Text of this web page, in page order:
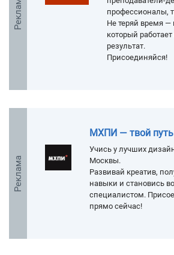
Реклама
профессионалы,
Не теряй время —
который работает
результат.
Присоединяйся!
Реклама
МХПИ — твой
Учись у лучших
Москвы.
Развивай креатив,
навыки и становись
специалистом.
прямо сейчас!